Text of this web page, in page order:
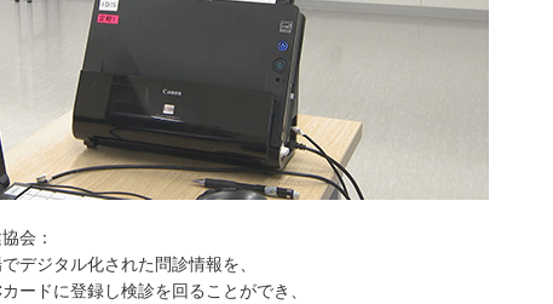
会：
デジタル化された問診情報を、
ードに登録し検診を回ることができ、